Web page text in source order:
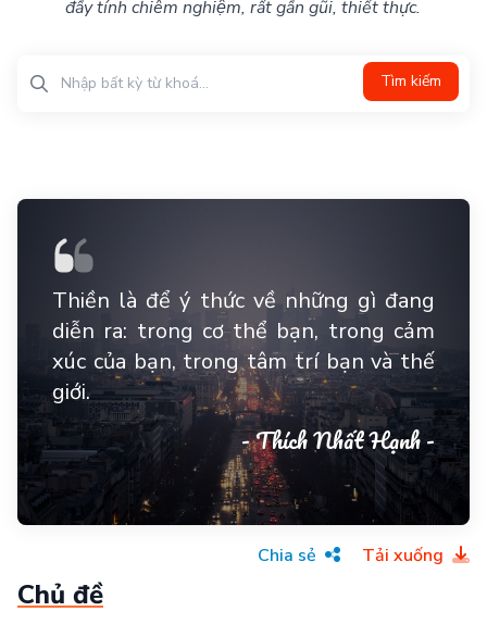
đầy tính chiêm nghiệm, rất gần gũi, thiết thực.
Tìm kiếm
Thiền là để ý thức về những gì đang
diễn ra: trong cơ thể bạn, trong cảm
xúc của bạn, trong tâm trí bạn và thế
giới.
- Thích Nhất Hạnh -
Chia sẻ Tải xuống
Chủ đề